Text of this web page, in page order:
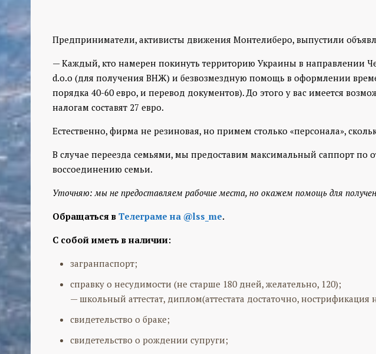
Предприниматели, активисты движения Монтелиберо, выпустили
— Каждый, кто намерен покинуть территорию Украины в направлении
d.o.o (для получения ВНЖ) и безвозмездную помощь в оформлении
порядка 40-60 евро, и перевод документов). До этого у вас имеется
налогам составят 27 евро.
Естественно, фирма не резиновая, но примем столько «персонала»,
В случае переезда семьями, мы предоставим максимальный саппорт
воссоединению семьи.
Уточняю: мы не предоставляем рабочие места, но окажем помощь для
Обращаться в Телеграме на @lss_me.
С собой иметь в наличии:
загранпаспорт;
справку о несудимости (не старше 180 дней, желательно, 120);
— школьный аттестат, диплом(аттестата достаточно,
свидетельство о браке;
свидетельство о рождении супруги;